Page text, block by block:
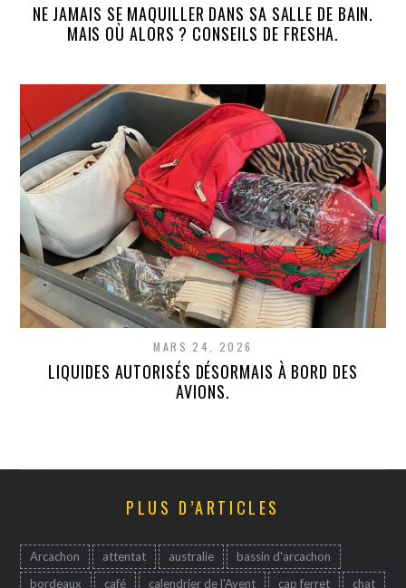
NE JAMAIS SE MAQUILLER DANS SA SALLE DE BAIN.
MAIS OÙ ALORS ? CONSEILS DE FRESHA.
MARS 24, 2026
LIQUIDES AUTORISÉS DÉSORMAIS À BORD DES
AVIONS.
PLUS D’ARTICLES
Arcachon attentat australie
bassin d'arcachon
bordeaux
café calendrier de l'Avent cap ferret
chat